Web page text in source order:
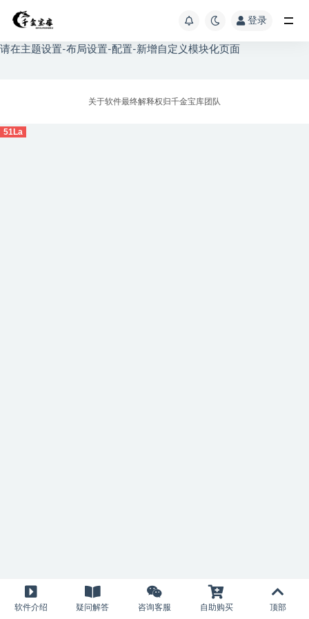
登录
请在主题设置-布局设置-配置-新增自定义模块化页面
关于软件最终解释权归千金宝库团队
软件介绍 疑问解答 咨询客服 自助购买 顶部
51La